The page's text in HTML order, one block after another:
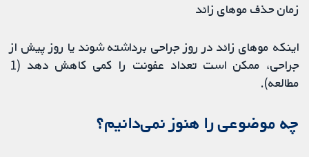
زمان حذف موهای زائد
اینکه موهای زائد در روز جراحی برداشته شوند یا روز پیش از
جراحی، ممکن است تعداد عفونت را کمی کاهش دهد (1
مطالعه).
چه موضوعی را هنوز نمی‌دانیم؟